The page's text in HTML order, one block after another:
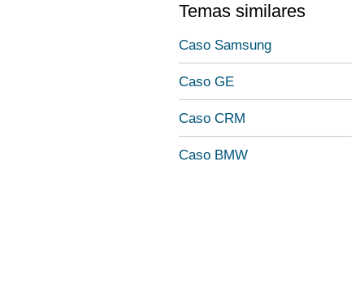
Temas similares
Caso Samsung
Caso GE
Caso CRM
Caso BMW